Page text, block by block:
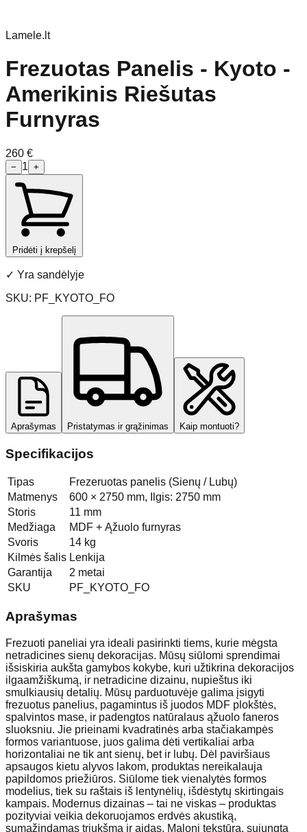
Lamele.lt
Frezuotas Panelis - Kyoto -
Amerikinis Riešutas
Furnyras
260 €
− 1 +
Pridėti į krepšelį
✓ Yra sandėlyje
SKU: PF_KYOTO_FO
Aprašymas Pristatymas ir grąžinimas Kaip montuoti?
Specifikacijos
Tipas
Frezeruotas panelis (Sienų / Lubų)
Matmenys
600 × 2750 mm, Ilgis: 2750 mm
Storis
11 mm
Medžiaga
MDF + Ąžuolo furnyras
Svoris
14 kg
Kilmės šalis Lenkija
Garantija
2 metai
SKU
PF_KYOTO_FO
Aprašymas
Frezuoti paneliai yra ideali pasirinkti tiems, kurie mėgsta
netradicines sienų dekoracijas. Mūsų siūlomi sprendimai
išsiskiria aukšta gamybos kokybe, kuri užtikrina dekoracijos
ilgaamžiškumą, ir netradicine dizainu, nupieštus iki
smulkiausių detalių. Mūsų parduotuvėje galima įsigyti
frezuotus panelius, pagamintus iš juodos MDF plokštės,
spalvintos mase, ir padengtos natūralaus ąžuolo faneros
sluoksniu. Jie prieinami kvadratinės arba stačiakampės
formos variantuose, juos galima dėti vertikaliai arba
horizontaliai ne tik ant sienų, bet ir lubų. Dėl paviršiaus
apsaugos kietu alyvos lakom, produktas nereikalauja
papildomos priežiūros. Siūlome tiek vienalytės formos
modelius, tiek su raštais iš lentynėlių, išdėstytų skirtingais
kampais. Modernus dizainas – tai ne viskas – produktas
pozityviai veikia dekoruojamos erdvės akustiką,
sumažindamas triukšmą ir aidas. Maloni tekstūra, sujungta